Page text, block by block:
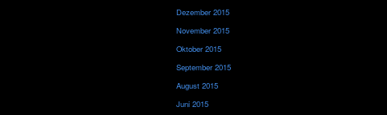
Dezember 2015
November 2015
Oktober 2015
September 2015
August 2015
Juni 2015